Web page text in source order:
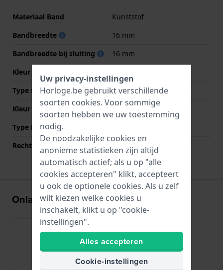
Materiaal Band
Kunststof
Bandbreedte
16 mm
Bandbreedte bij sluiting
16 mm
Kleur Band
Type sluiting
Gesp vouwsluiting
Kleur sluiting
Zilver
Type Bevestiging
Rechte aanzet
Onlangs bekeken
Uw privacy-instellingen
Horloge.be gebruikt verschillende
soorten cookies. Voor sommige
soorten hebben we uw toestemming
nodig.
De noodzakelijke cookies en
anonieme statistieken zijn altijd
automatisch actief; als u op "alle
cookies accepteren" klikt, accepteert
u ook de optionele cookies. Als u zelf
wilt kiezen welke cookies u
inschakelt, klikt u op "cookie-
instellingen".
Alles accepteren
Cookie-instellingen